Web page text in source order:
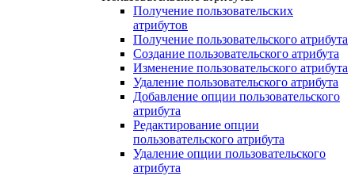
Получение пользовательских
атрибутов
Получение пользовательского атрибута
Создание пользовательского атрибута
Изменение пользовательского атрибута
Удаление пользовательского атрибута
Добавление опции пользовательского
атрибута
Редактирование опции
пользовательского атрибута
Удаление опции пользовательского
атрибута